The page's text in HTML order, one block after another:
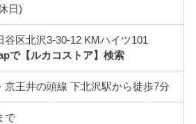
日)
谷区北沢3-30-12 KMハイツ101
で【ルカコストア】検索
京王井の頭線 下北沢駅から徒歩7分
で